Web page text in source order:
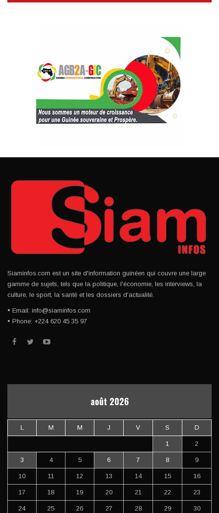
Siaminfos.com est un site d'information guinéen qui couvre une large
gamme de sujets, tels que la politique, l'économie, les interviews, la
culture, le sport, la santé et les dossiers d'actualité.
• Email: info@siaminfos.com
• Phone: +224 620 45 35 97
août 2026
L M M J V S D
1 2
3 4 5 6 7 8 9
10 11 12 13 14 15 16
17 18 19 20 21 22 23
24 25 26 27 28 29 30